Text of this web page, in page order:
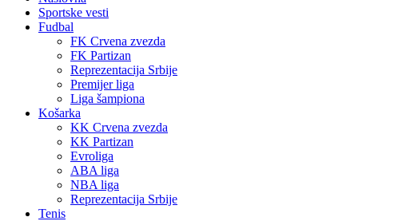
Sportske vesti
Fudbal
FK Crvena zvezda
FK Partizan
Reprezentacija Srbije
Premijer liga
Liga šampiona
Košarka
KK Crvena zvezda
KK Partizan
Evroliga
ABA liga
NBA liga
Reprezentacija Srbije
Tenis